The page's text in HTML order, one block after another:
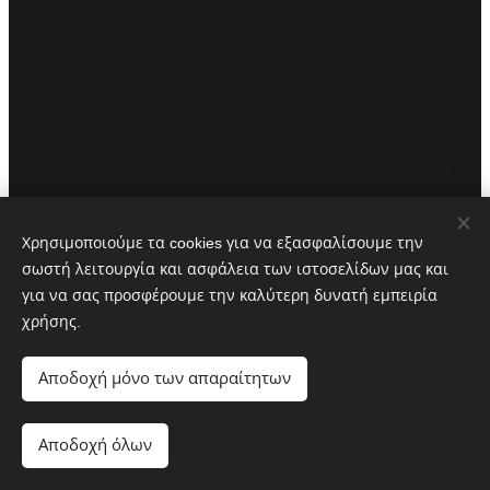
Υλοποιήθηκε από:
Χρησιμοποιούμε τα cookies για να εξασφαλίσουμε την
σωστή λειτουργία και ασφάλεια των ιστοσελίδων μας και
για να σας προσφέρουμε την καλύτερη δυνατή εμπειρία
χρήσης.
Αποδοχή μόνο των απαραίτητων
Αποδοχή όλων